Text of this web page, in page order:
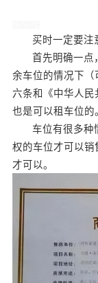
买时一定要注
首先明确一点
余车位的情况下
六条和《中华人
也是可以租车位的
车位有很多种
权的车位才可以
才可以。